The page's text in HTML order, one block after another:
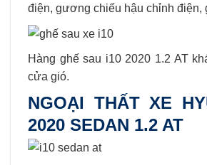
điện, gương chiếu hậu chỉnh điện,
Hàng ghế sau i10 2020 1.2 AT
cửa gió.
NGOẠI THẤT XE
2020 SEDAN 1.2 AT